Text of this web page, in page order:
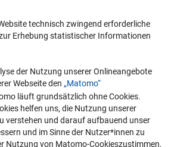
für Menschen mit Behinderungen
technisch zwingend erforderliche
Erhebung statistischer Informationen
der Nutzung unserer Onlineangebote
Webseite den „Matomo“
Link)
läuft grundsätzlich ohne Cookies.
helfen uns, die Nutzung unserer
verstehen und darauf aufbauend unser
und im Sinne der Nutzer*innen zu
Nutzung von Matomo-Cookieszustimmen,